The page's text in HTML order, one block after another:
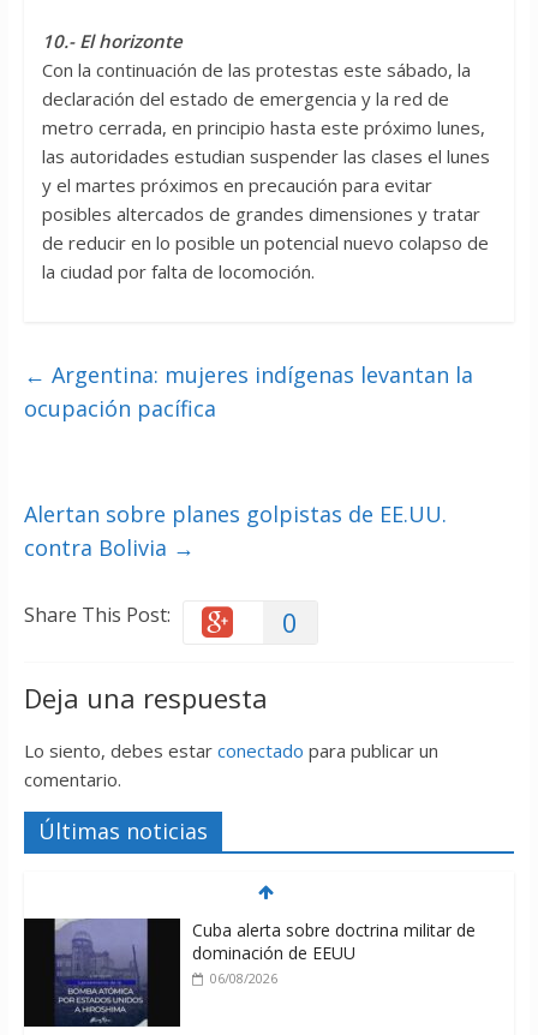
10.- El horizonte
Con la continuación de las protestas este sábado, la
declaración del estado de emergencia y la red de
metro cerrada, en principio hasta este próximo lunes,
las autoridades estudian suspender las clases el lunes
y el martes próximos en precaución para evitar
posibles altercados de grandes dimensiones y tratar
de reducir en lo posible un potencial nuevo colapso de
la ciudad por falta de locomoción.
← Argentina: mujeres indígenas levantan la
ocupación pacífica
Alertan sobre planes golpistas de EE.UU.
contra Bolivia →
Share This Post: 0
Deja una respuesta
Lo siento, debes estar conectado para publicar un
comentario.
Últimas noticias
Cuba alerta sobre doctrina militar de
dominación de EEUU
06/08/2026